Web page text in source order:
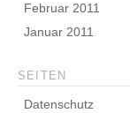
Februar 2011
Januar 2011
SEITEN
Datenschutz